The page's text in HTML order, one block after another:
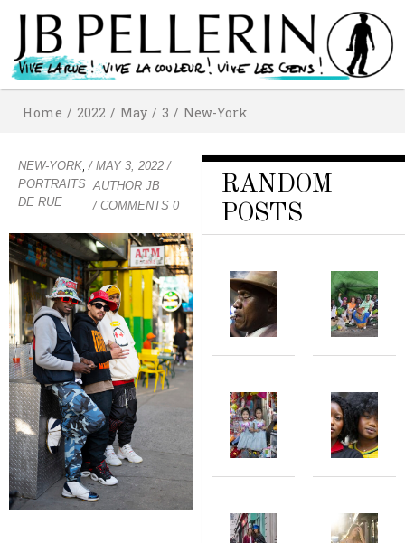
Home / 2022 / May / 3 / New-York
NEW-YORK
PORTRAITS
DE RUE
/ MAY 3, 2022/
AUTHOR JB
/ COMMENTS 0
RANDOM
POSTS